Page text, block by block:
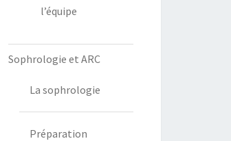
l’équipe
Sophrologie et ARC
La sophrologie
Préparation